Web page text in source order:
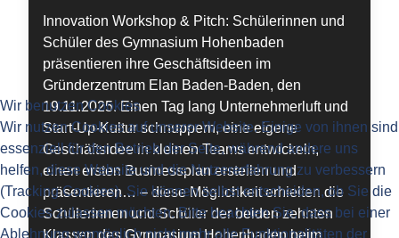
Innovation Workshop & Pitch: Schülerinnen und
Schüler des Gymnasium Hohenbaden
präsentieren ihre Geschäftsideen im
Gründerzentrum Elan Baden-Baden, den
19.11.2025. Einen Tag lang Unternehmerluft und
Start-Up-Kultur schnuppern, eine eigene
Geschäftsidee in kleinen Teams entwickeln,
einen ersten Businessplan erstellen und
präsentieren… – diese Möglichkeit erhielten die
Schülerinnen und Schüler der beiden zehnten
Klassen des Gymnasium Hohenbaden beim
Wir benutzen Cookies
Wir nutzen Cookies auf unserer Website. Einige von ihnen sind
essenziell für den Betrieb der Seite, während andere uns
helfen, diese Website und die Nutzererfahrung zu verbessern
(Tracking Cookies). Sie können selbst entscheiden, ob Sie die
Cookies zulassen möchten. Bitte beachten Sie, dass bei einer
Ablehnung womöglich nicht mehr alle Funktionalitäten der